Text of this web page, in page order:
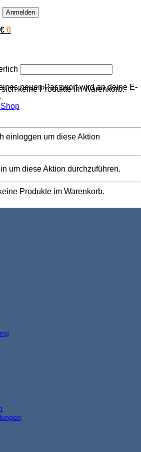
€ 0
keine Produkte im Warenkorb.
Produkte im Warenkorb.
Anmelden
neuen Passwort wird an deine E-
einloggen um diese Aktion
um diese Aktion durchzuführen.